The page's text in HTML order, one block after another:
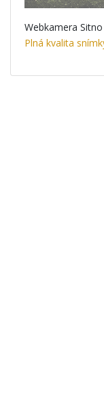
Webkamera
Plná kvalita